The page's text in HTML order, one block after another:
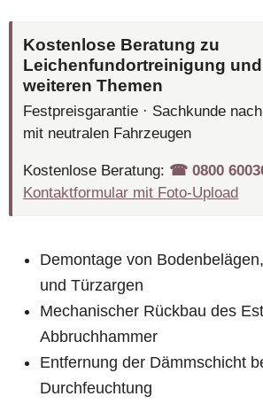
Kostenlose Beratung zu
Leichenfundortreinigung
weiteren Themen
Festpreisgarantie · Sachkunde
mit neutralen Fahrzeugen
Kostenlose Beratung: ☎︎ 0800
Kontaktformular mit Foto-Upload
Demontage von
und Türzargen
Mechanischer Rückbau des
Abbruchhammer
Entfernung der Dämmschicht
Durchfeuchtung